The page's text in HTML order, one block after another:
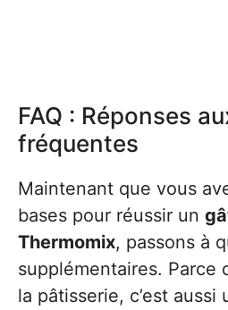
FAQ : Réponses
fréquentes
Maintenant que vous
bases pour réussir un
Thermomix, passons à
supplémentaires. Parce
la pâtisserie, c’est aussi